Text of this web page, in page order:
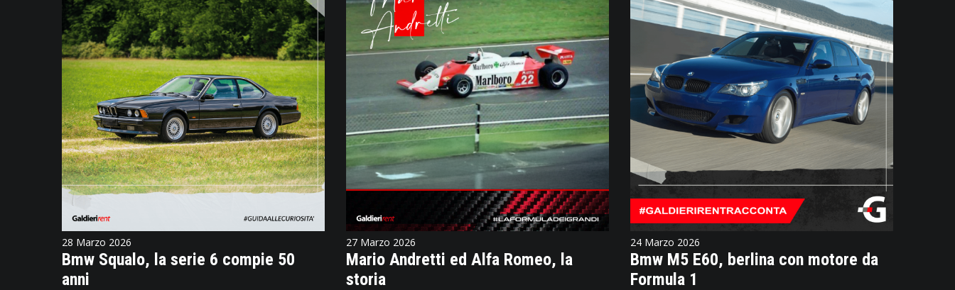
28 Marzo 2026
Bmw Squalo, la serie 6 compie 50
anni
27 Marzo 2026
Mario Andretti ed Alfa Romeo, la
storia
24 Marzo 2026
Bmw M5 E60, berlina con motore da
Formula 1